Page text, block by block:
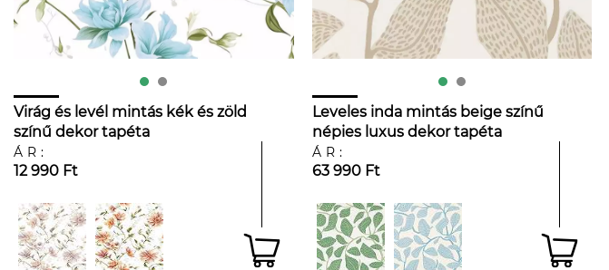
Virág és levél mintás kék és zöld
színű dekor tapéta
ÁR:
12 990 Ft
Leveles inda mintás beige színű
népies luxus dekor tapéta
ÁR:
63 990 Ft